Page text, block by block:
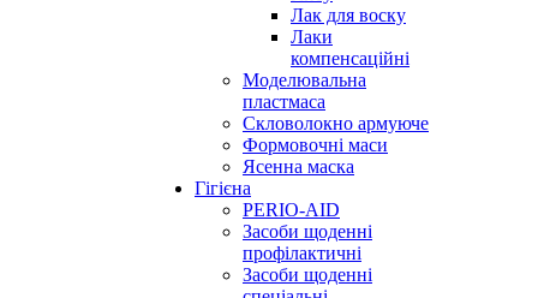
Лак для воску
Лаки
компенсаційні
Моделювальна
пластмаса
Скловолокно армуюче
Формовочні маси
Ясенна маска
Гігієна
PERIO-AID
Засоби щоденні
профілактичні
Засоби щоденні